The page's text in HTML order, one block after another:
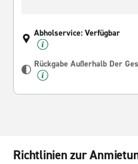
Abholservice: Verfügbar
Rückgabe Außerhalb Der
Richtlinien zur